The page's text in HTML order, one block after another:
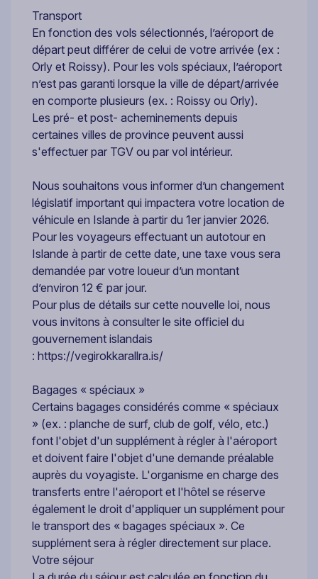
Transport
En fonction des vols sélectionnés, l’aéroport de
départ peut différer de celui de votre arrivée (ex :
Orly et Roissy). Pour les vols spéciaux, l’aéroport
n’est pas garanti lorsque la ville de départ/arrivée
en comporte plusieurs (ex. : Roissy ou Orly).
Les pré- et post- acheminements depuis
certaines villes de province peuvent aussi
s'effectuer par TGV ou par vol intérieur.
Nous souhaitons vous informer d’un changement
législatif important qui impactera votre location de
véhicule en Islande à partir du 1er janvier 2026.
Pour les voyageurs effectuant un autotour en
Islande à partir de cette date, une taxe vous sera
demandée par votre loueur d’un montant
d’environ 12 € par jour.
Pour plus de détails sur cette nouvelle loi, nous
vous invitons à consulter le site officiel du
gouvernement islandais
: https://vegirokkarallra.is/
Bagages « spéciaux »
Certains bagages considérés comme « spéciaux
» (ex. : planche de surf, club de golf, vélo, etc.)
font l'objet d'un supplément à régler à l'aéroport
et doivent faire l'objet d'une demande préalable
auprès du voyagiste. L'organisme en charge des
transferts entre l'aéroport et l'hôtel se réserve
également le droit d'appliquer un supplément pour
le transport des « bagages spéciaux ». Ce
supplément sera à régler directement sur place.
Votre séjour